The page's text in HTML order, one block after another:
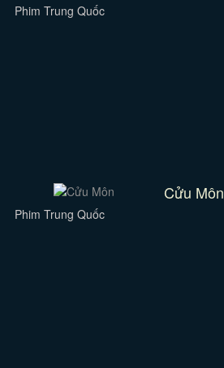
Phim Trung Quốc
Cửu Môn
Phim Trung Quốc